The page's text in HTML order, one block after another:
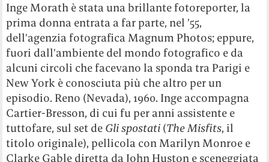
Inge Morath è stata una brillante fotoreporter, la
prima donna entrata a far parte, nel ’55,
dell’agenzia fotografica Magnum Photos; eppure,
fuori dall’ambiente del mondo fotografico e da
alcuni circoli che facevano la sponda tra Parigi e
New York è conosciuta più che altro per un
episodio. Reno (Nevada), 1960. Inge accompagna
Cartier-Bresson, di cui fu per anni assistente e
tuttofare, sul set de Gli spostati (The Misfits, il
titolo originale), pellicola con Marilyn Monroe e
Clarke Gable diretta da John Huston e sceneggiata